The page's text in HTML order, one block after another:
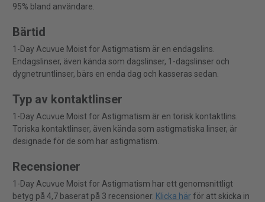
95% bland användare.
Bärtid
1-Day Acuvue Moist for Astigmatism är en endagslins.
Endagslinser, även kända som dagslinser, 1-dagslinser och
dygnetruntlinser, bärs en enda dag och kasseras sedan.
Typ av kontaktlinser
1-Day Acuvue Moist for Astigmatism är en torisk kontaktlins.
Toriska kontaktlinser, även kända som astigmatiska linser, är
designade för de som har astigmatism.
Recensioner
1-Day Acuvue Moist for Astigmatism har ett genomsnittligt
betyg på 4,7 baserat på 3 recensioner. Klicka härför att skicka in